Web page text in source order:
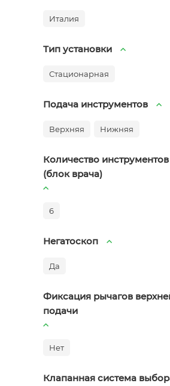
Италия
Тип установки
Стационарная
Подача инструментов
Верхняя Нижняя
Количество инструментов
(блок врача)
6
Негатоскоп
Да
Фиксация рычагов
подачи
Нет
Клапанная система